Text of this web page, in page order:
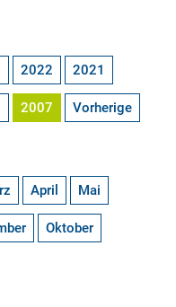
2022 2021
2007 Vorherige
April Mai
Oktober